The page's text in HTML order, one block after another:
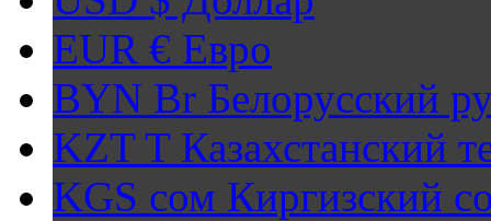
EUR € Евро
BYN Br Белорусский
KZT TКазахстанский
KGS сом Киргизский